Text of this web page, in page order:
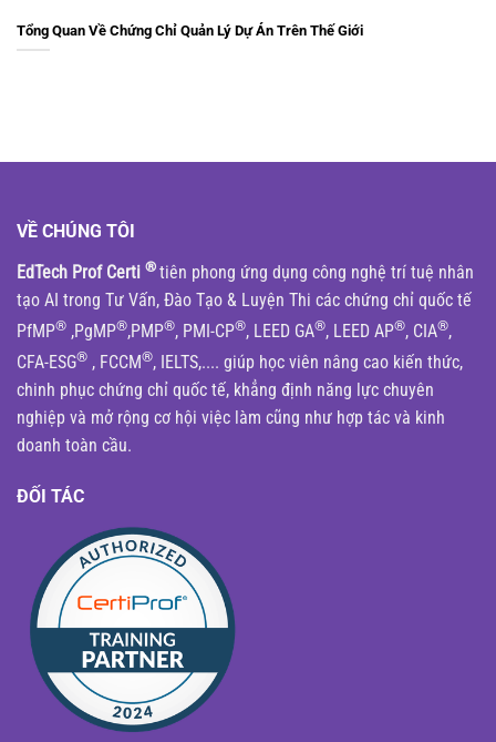
Tổng Quan Về Chứng Chỉ Quản Lý Dự Án Trên Thế Giới
VỀ CHÚNG TÔI
EdTech Prof Certi ® tiên phong ứng dụng công nghệ trí tuệ nhân
tạo AI trong Tư Vấn, Đào Tạo & Luyện Thi các chứng chỉ quốc tế
PfMP® ,PgMP®,PMP®, PMI-CP®, LEED GA®, LEED AP®, CIA®,
CFA-ESG® , FCCM®, IELTS,.... giúp học viên nâng cao kiến thức,
chinh phục chứng chỉ quốc tế, khẳng định năng lực chuyên
nghiệp và mở rộng cơ hội việc làm cũng như hợp tác và kinh
doanh toàn cầu.
ĐỐI TÁC